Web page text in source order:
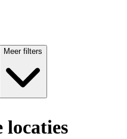
Meer filters
locaties